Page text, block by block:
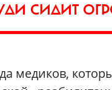
СИДИТ
медиков,